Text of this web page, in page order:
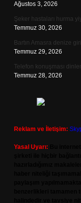
Ağustos 3, 2026
Şeker hastaları hurma
Temmuz 30, 2026
Bartın Amasra denize
Temmuz 29, 2026
Telefon konuşması
Temmuz 28, 2026
Reklam ve İletişim:
Yasal Uyarı: